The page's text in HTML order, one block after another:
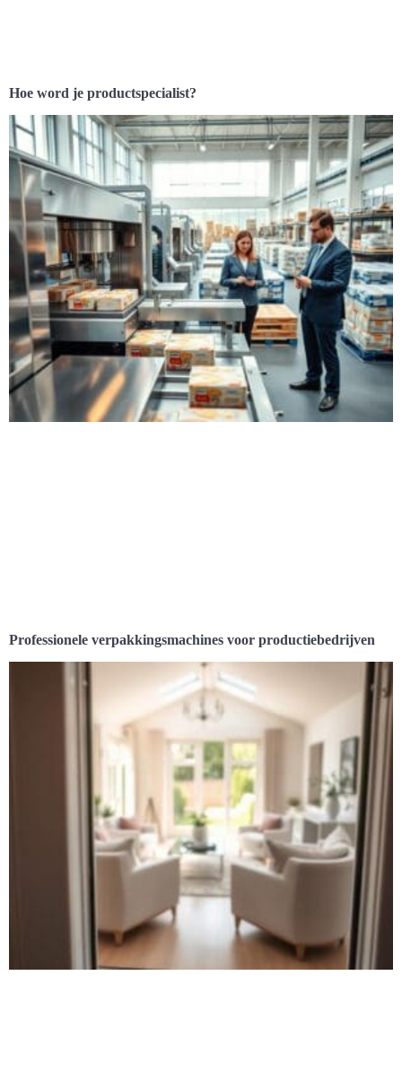
Hoe word je productspecialist?
Professionele verpakkingsmachines voor productiebedrijven